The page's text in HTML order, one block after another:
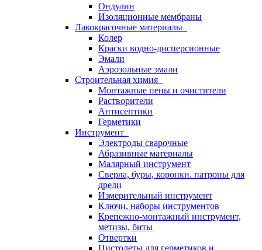
Ондулин
Изоляционные мембраны
Лакокрасочные материалы
Колер
Краски водно-дисперсионные
Эмали
Аэрозольные эмали
Строительная химия
Монтажные пены и очистители
Растворители
Антисептики
Герметики
Инструмент
Электроды сварочные
Абразивные материалы
Малярный инструмент
Сверла, буры, коронки. патроны для
дрели
Измерительный инструмент
Ключи, наборы инструментов
Крепежно-монтажный инструмент,
метизы, биты
Отвертки
Пистолеты для герметиков и